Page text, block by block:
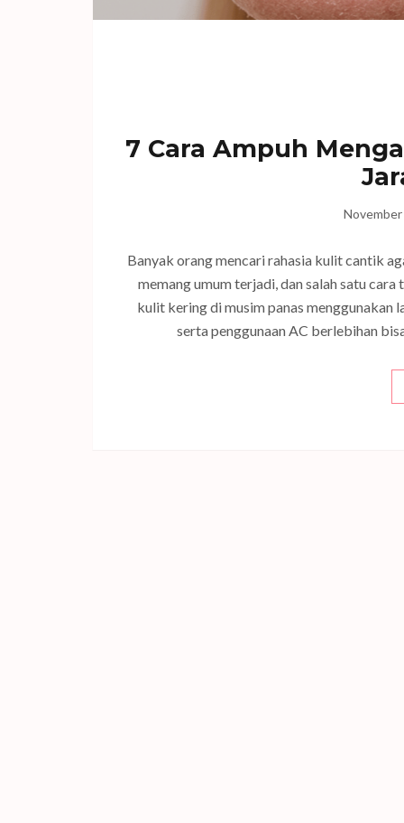
7 Cara Ampuh
Banyak orang mencari rahasia kulit cantik
memang umum terjadi, dan salah satu
kulit kering di musim panas menggunakan
serta penggunaan AC berlebihan